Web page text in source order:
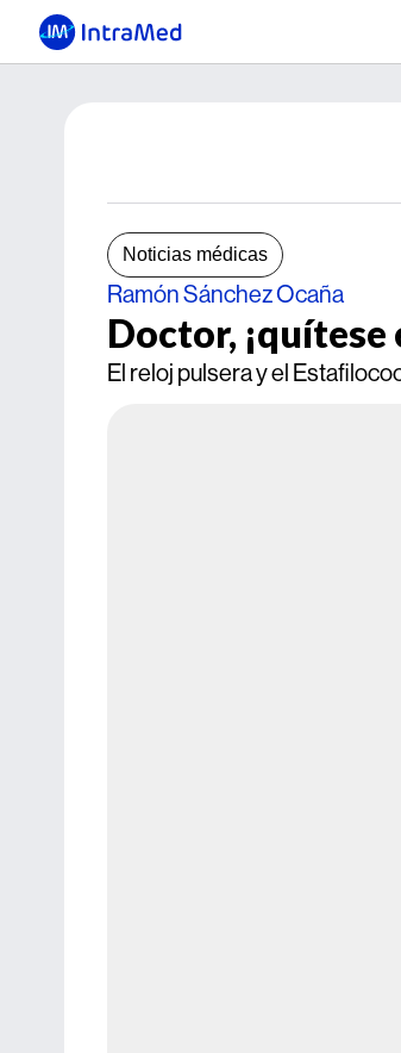
Noticias médicas
Ramón Sánchez Ocaña
Doctor, ¡quítese
El reloj pulsera y el